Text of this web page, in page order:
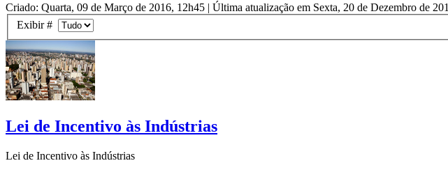
Criado: Quarta, 09 de Março de 2016, 12h45 | Última atualização em Sexta, 20 de Dezembro de
Exibir #
Lei de Incentivo às Indústrias
Lei de Incentivo às Indústrias